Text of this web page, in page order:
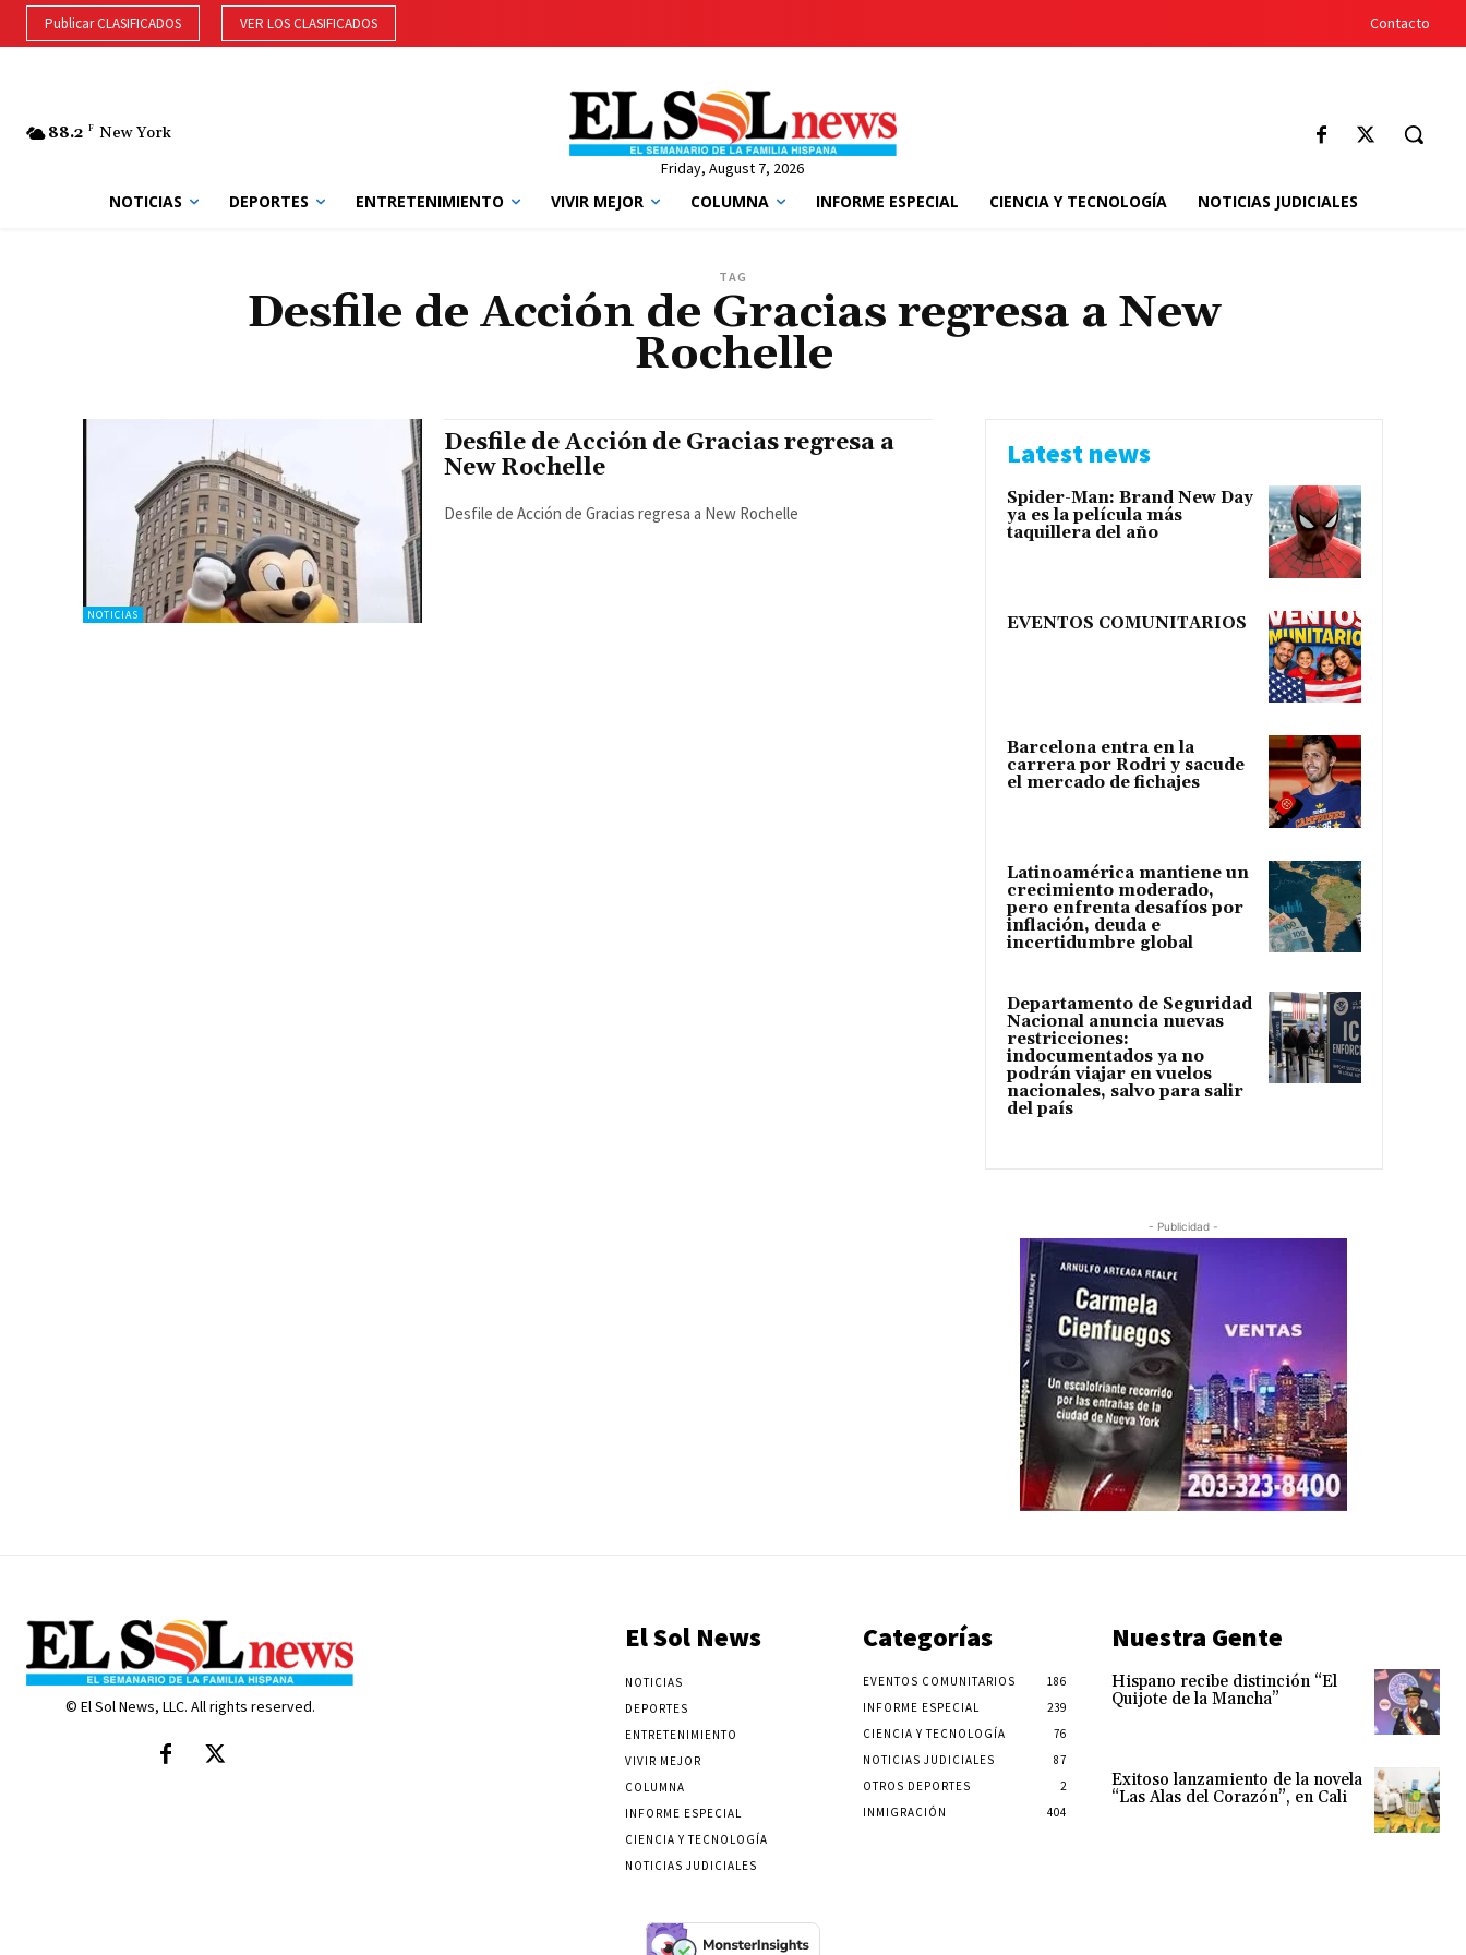
Publicar CLASIFICADOS VER LOS CLASIFICADOS Contacto
88.2 F New York
Friday, August 7, 2026
NOTICIAS DEPORTES ENTRETENIMIENTO VIVIR MEJOR COLUMNA INFORME ESPECIAL CIENCIA Y TECNOLOGÍA NOTICIAS JUDICIALES
TAG
Desfile de Acción de Gracias regresa a New
Rochelle
NOTICIAS
Desfile de Acción de Gracias regresa a
New Rochelle
Desfile de Acción de Gracias regresa a New Rochelle
Latest news
Spider-Man: Brand New Day
ya es la película más
taquillera del año
EVENTOS COMUNITARIOS
Barcelona entra en la
carrera por Rodri y sacude
el mercado de fichajes
Latinoamérica mantiene un
crecimiento moderado,
pero enfrenta desafíos por
inflación, deuda e
incertidumbre global
Departamento de Seguridad
Nacional anuncia nuevas
restricciones:
indocumentados ya no
podrán viajar en vuelos
nacionales, salvo para salir
del país
- Publicidad -
© El Sol News, LLC. All rights reserved.
El Sol News
NOTICIAS
DEPORTES
ENTRETENIMIENTO
VIVIR MEJOR
COLUMNA
INFORME ESPECIAL
CIENCIA Y TECNOLOGÍA
NOTICIAS JUDICIALES
Categorías
EVENTOS COMUNITARIOS
186
INFORME ESPECIAL
239
CIENCIA Y TECNOLOGÍA
76
NOTICIAS JUDICIALES
87
OTROS DEPORTES
2
INMIGRACIÓN
404
Nuestra Gente
Hispano recibe distinción “El
Quijote de la Mancha”
Exitoso lanzamiento de la novela
“Las Alas del Corazón”, en Cali